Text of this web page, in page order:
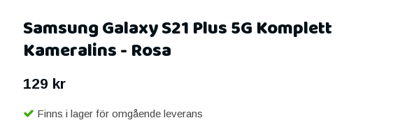
Samsung Galaxy S21 Plus 5G Komplett
Kameralins - Rosa
129 kr
Finns i lager för omgående leverans